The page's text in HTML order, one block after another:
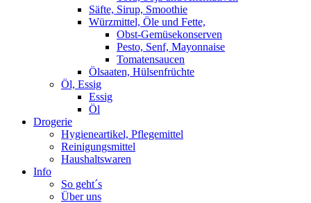
Säfte, Sirup, Smoothie
Würzmittel, Öle und Fette,
Obst-Gemüsekonserven
Pesto, Senf, Mayonnaise
Tomatensaucen
Ölsaaten, Hülsenfrüchte
Öl, Essig
Essig
Öl
Drogerie
Hygieneartikel, Pflegemittel
Reinigungsmittel
Haushaltswaren
Info
So geht´s
Über uns